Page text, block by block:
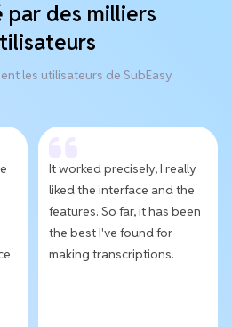
par des milliers
les utilisateurs de SubEasy
It worked precisely, I really
liked the interface and the
features. So far, it has been
the best I've found for
making transcriptions.